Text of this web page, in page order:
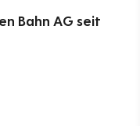
Bahn AG seit